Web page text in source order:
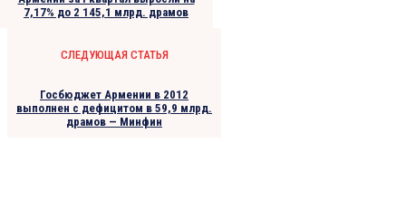
7,17% до 2 145,1 млрд. драмов
СЛЕДУЮЩАЯ СТАТЬЯ
Госбюджет Армении в 2012
выполнен с дефицитом в 59,9 млрд.
драмов — Минфин